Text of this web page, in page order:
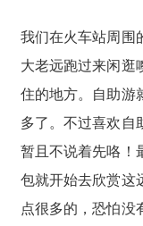
我们在火车站周围
大老远跑过来闲逛
住的地方。自助游
多了。不过喜欢自
暂且不说着先咯！
包就开始去欣赏这
点很多的，恐怕没